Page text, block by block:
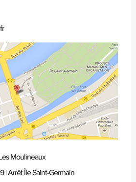
Moulineaux
| Arrêt Île Saint-Germain